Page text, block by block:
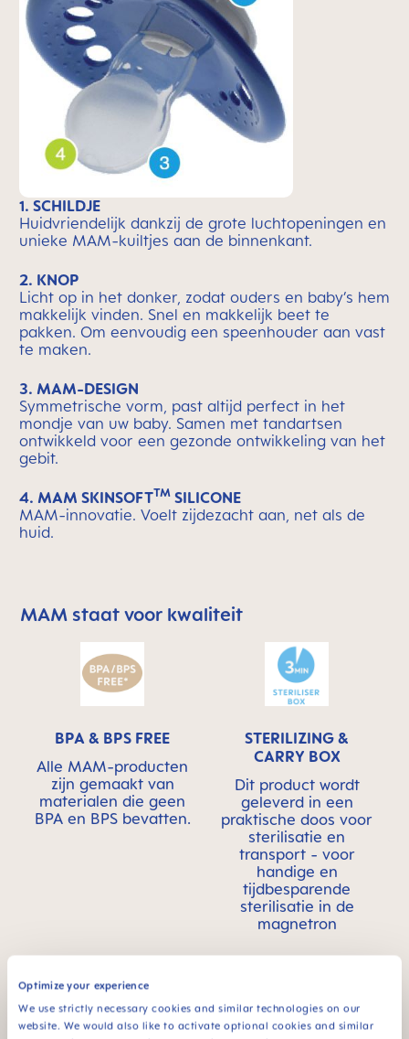
Optimize your experience
We use strictly necessary cookies and similar technologies on our
website. We would also like to activate optional cookies and similar
1. SCHILDJE
Huidvriendelijk dankzij de grote luchtopeningen en
unieke MAM-kuiltjes aan de binnenkant.
2. KNOP
Licht op in het donker, zodat ouders en baby’s hem
makkelijk vinden. Snel en makkelijk beet te
pakken. Om eenvoudig een speenhouder aan vast
te maken.
3. MAM-DESIGN
Symmetrische vorm, past altijd perfect in het
mondje van uw baby. Samen met tandartsen
ontwikkeld voor een gezonde ontwikkeling van het
gebit.
4. MAM SKINSOFTTM SILICONE
MAM-innovatie. Voelt zijdezacht aan, net als de
huid.
Skip MAM Means Quality Icon Bar
MAM staat voor kwaliteit
BPA & BPS FREE
Alle MAM-producten
zijn gemaakt van
materialen die geen
BPA en BPS bevatten.
STERILIZING &
CARRY BOX
Dit product wordt
geleverd in een
praktische doos voor
sterilisatie en
transport - voor
handige en
tijdbesparende
sterilisatie in de
magnetron